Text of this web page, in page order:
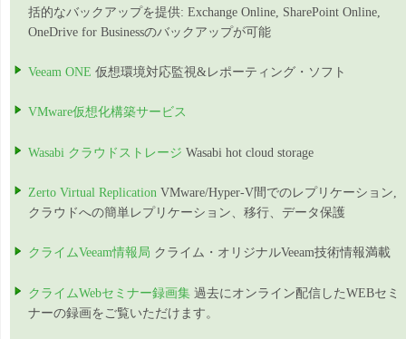
括的なバックアップを提供: Exchange Online, SharePoint Online,
OneDrive for Businessのバックアップが可能
Veeam ONE 仮想環境対応監視&レポーティング・ソフト
VMware仮想化構築サービス
Wasabi クラウドストレージ Wasabi hot cloud storage
Zerto Virtual Replication VMware/Hyper-V間でのレプリケーション,
クラウドへの簡単レプリケーション、移行、データ保護
クライムVeeam情報局 クライム・オリジナルVeeam技術情報満載
クライムWebセミナー録画集 過去にオンライン配信したWEBセミ
ナーの録画をご覧いただけます。